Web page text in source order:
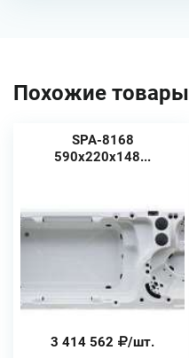
Похожие товары
SPA-8168
590х220х148...
3 414 562 /шт.